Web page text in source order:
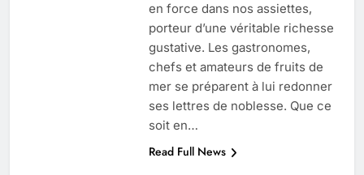
Découvrez notre test d’orientation
gratuit spécialement conçu pour
collégiens et lycéens
4 Mois Ago
Liste complète des marques
rezoactif.com à connaître en 2025
en force dans nos assiettes,
porteur d’une véritable richesse
gustative. Les gastronomes,
chefs et amateurs de fruits de
mer se préparent à lui redonner
ses lettres de noblesse. Que ce
soit en…
Read Full News